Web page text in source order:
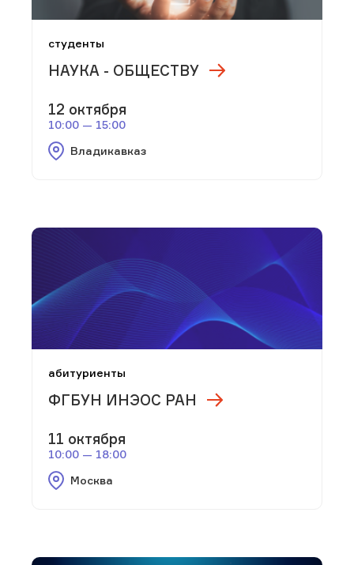
студенты
НАУКА - ОБЩЕСТВУ
12 октября
10:00 — 15:00
Владикавказ
абитуриенты
ФГБУН ИНЭОС РАН
11 октября
10:00 — 18:00
Москва